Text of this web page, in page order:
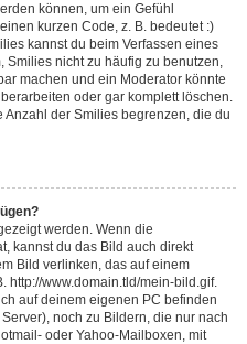
können, um ein Gefühl
kurzen Code, z. B. bedeutet :)
kannst du beim Verfassen eines
Smilies nicht zu häufig zu benutzen,
machen und ein Moderator könnte
oder gar komplett löschen.
der Smilies begrenzen, die du
werden. Wenn die
kannst du das Bild auch direkt
Bild verlinken, das auf einem
http://www.domain.tld/mein-bild.gif.
auf deinem eigenen PC befinden
noch zu Bildern, die nur nach
oder Yahoo-Mailboxen, mit